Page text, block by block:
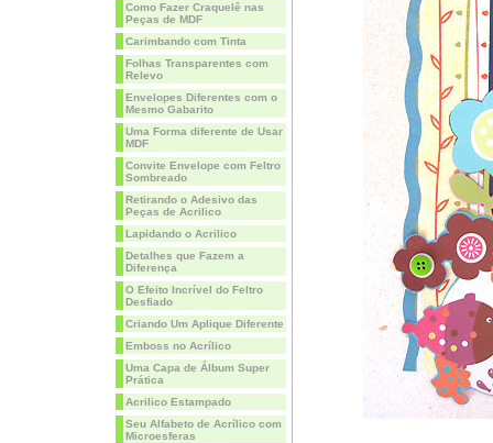
Como Fazer Craquelê nas
Peças de MDF
Carimbando com Tinta
Folhas Transparentes com
Relevo
Envelopes Diferentes com o
Mesmo Gabarito
Uma Forma diferente de Usar
MDF
Convite Envelope com Feltro
Sombreado
Retirando o Adesivo das
Peças de Acrilico
Lapidando o Acrilico
Detalhes que Fazem a
Diferença
O Efeito Incrível do Feltro
Desfiado
Criando Um Aplique Diferente
Emboss no Acrílico
Uma Capa de Álbum Super
Prática
Acrilico Estampado
Seu Alfabeto de Acrílico com
Microesferas